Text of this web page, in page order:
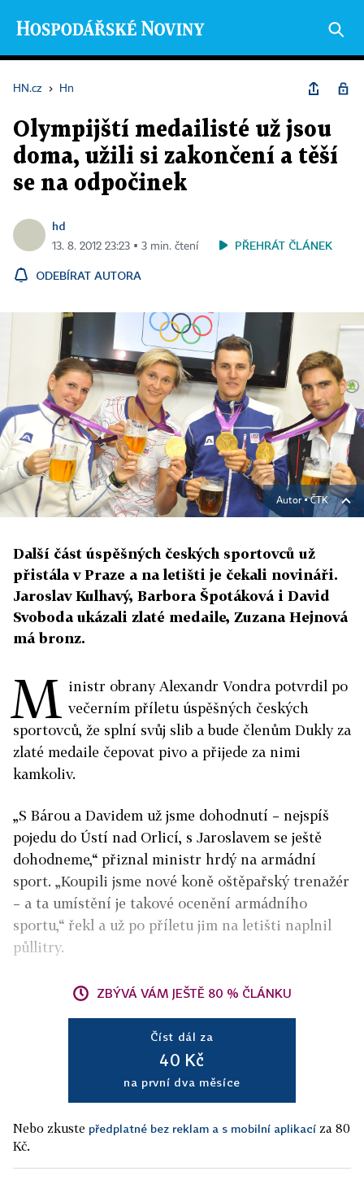
HN.cz › Hn
Olympijští medailisté už jsou
doma, užili si zakončení a těší
se na odpočinek
hd
13. 8. 2012 23:23 ▪ 3 min. čtení PŘEHRÁT ČLÁNEK
ODEBÍRAT AUTORA
Autor ▪ČTK
Další část úspěšných českých sportovců už
přistála v Praze a na letišti je čekali novináři.
Jaroslav Kulhavý, Barbora Špotáková i David
Svoboda ukázali zlaté medaile, Zuzana Hejnová
má bronz.
M inistr obrany Alexandr Vondra potvrdil po
večerním příletu úspěšných českých
sportovců, že splní svůj slib a bude členům Dukly za
zlaté medaile čepovat pivo a přijede za nimi
kamkoliv.
„S Bárou a Davidem už jsme dohodnutí – nejspíš
pojedu do Ústí nad Orlicí, s Jaroslavem se ještě
dohodneme,“ přiznal ministr hrdý na armádní
sport. „Koupili jsme nové koně oštěpařský trenažér
– a ta umístění je takové ocenění armádního
sportu,“ řekl a už po příletu jim na letišti naplnil
půllitry.
ZBÝVÁ VÁM JEŠTĚ 80 % ČLÁNKU
Číst dál za
40 Kč
na první dva měsíce
Nebo zkuste předplatné bez reklam a s mobilní aplikací za 80
Kč.